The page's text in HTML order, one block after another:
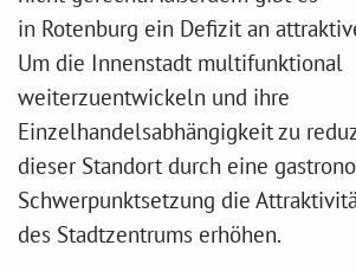
in Rotenburg ein Defizit an
Um die Innenstadt multifunktional
weiterzuentwickeln und ihre
Einzelhandelsabhängigkeit zu
dieser Standort durch eine
Schwerpunktsetzung die
des Stadtzentrums erhöhen.